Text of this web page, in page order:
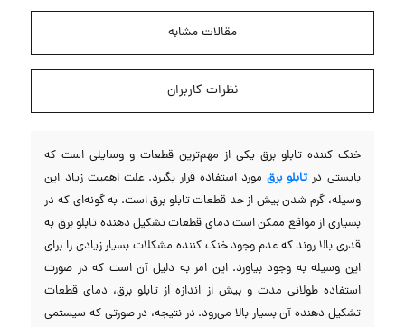
مقالات مشابه
نظرات کاربران
خنک کننده تابلو برق یکی از مهم‌ترین قطعات و وسایلی است که
بایستی درتابلو برقمورد استفاده قرار بگیرد. علت اهمیت زیاد این
وسیله، گرم شدن بیش از حد قطعات تابلو برق است. به گونه‌ای که در
بسیاری از مواقع ممکن است دمای قطعات تشکیل دهنده تابلو برق به
قدری بالا روند که عدم وجود خنک کننده مشکلات بسیار زیادی را برای
این وسیله به وجود بیاورد. این امر به دلیل آن است که در صورت
استفاده طولانی مدت و بیش از اندازه از تابلو برق، دمای قطعات
تشکیل دهنده آن بسیار بالا می‌رود. در نتیجه، در صورتی که سیستمی